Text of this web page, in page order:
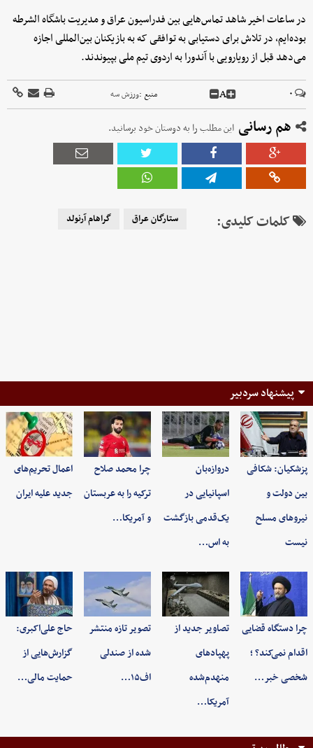
در ساعات اخیر شاهد تماس‌هایی بین فدراسیون عراق و مدیریت باشگاه الشرطه
بوده‌ایم، در تلاش برای دستیابی به توافقی که به بازیکنان بین‌المللی اجازه
می‌دهد قبل از رویارویی با آندورا به اردوی تیم ملی بپیوندند.
۰ A منبع :ورزش سه
هم رسانی این مطلب را به دوستان خود برسانید.
کلمات کلیدی: ستارگان عراق گراهام آرنولد
پیشنهاد سردبیر
پزشکیان: شکافی
بین دولت و
نیروهای مسلح
نیست
دروازه‌بان
اسپانیایی در
یک‌قدمی بازگشت
به اس…
چرا محمد صلاح
ترکیه را به عربستان
و آمریکا…
اعمال تحریم‌های
جدید علیه ایران
چرا دستگاه قضایی
اقدام نمی‌کند؟ ؛
شخصی خبر…
تصاویر جدید از
پهپادهای
منهدم‌شده
آمریکا…
تصویر تازه منتشر
شده از صندلی
اف۱۵…
حاج علی‌اکبری:
گزارش‌هایی از
حمایت مالی…